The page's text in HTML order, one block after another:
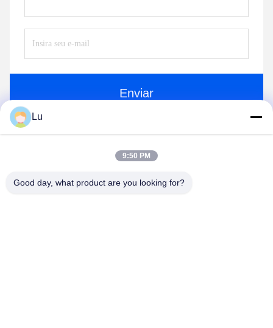
Enviar
WUXI RONNIEWELL MACHINERY
Lu
9:50 PM
Good day, what product are you looking for?